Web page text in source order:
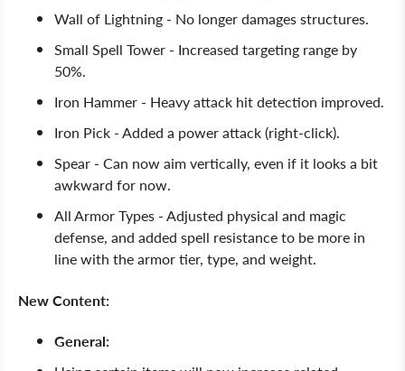
Wall of Lightning - No longer damages structures.
Small Spell Tower - Increased targeting range by
50%.
Iron Hammer - Heavy attack hit detection improved.
Iron Pick - Added a power attack (right-click).
Spear - Can now aim vertically, even if it looks a bit
awkward for now.
All Armor Types - Adjusted physical and magic
defense, and added spell resistance to be more in
line with the armor tier, type, and weight.
New Content:
General: